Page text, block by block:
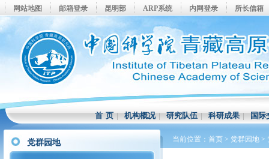
网站地图 邮箱登录 昆明部 ARP系统 内网登录 所长信箱
首 页|机构概况|研究队伍|科研成果|国际
党群园地 当前位置： 首页 > 党群园地 >